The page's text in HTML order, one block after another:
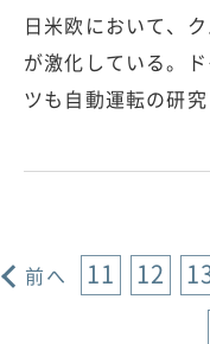
日米欧において、
が激化している。
ツも自動運転の研
前へ 11 12